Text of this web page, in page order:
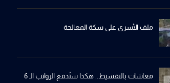
ملف الأسرى على سكة المعالجة
معاشات بالتقسيط.. هكذا ستُدفع الرواتب الـ 6